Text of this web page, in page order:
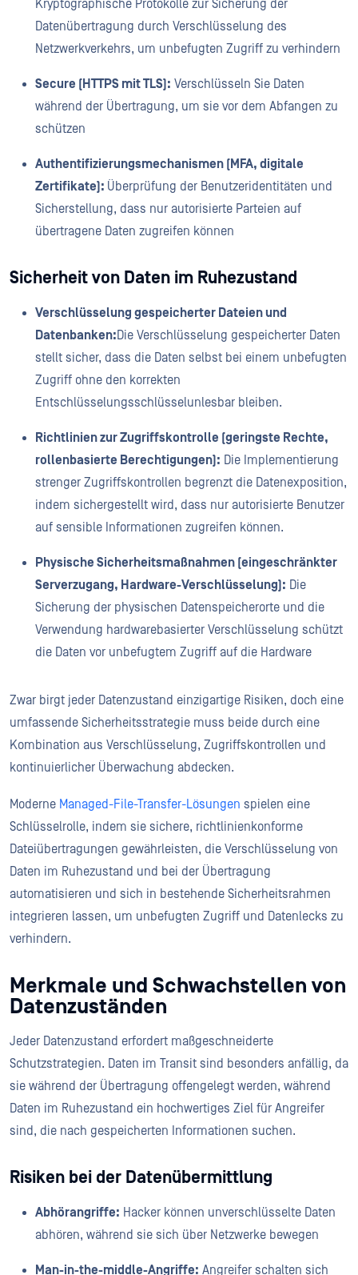
Kryptographische Protokolle zur Sicherung der
Datenübertragung durch Verschlüsselung des
Netzwerkverkehrs, um unbefugten Zugriff zu verhindern
Secure (HTTPS mit TLS): Verschlüsseln Sie Daten
während der Übertragung, um sie vor dem Abfangen zu
schützen
Authentifizierungsmechanismen (MFA, digitale
Zertifikate): Überprüfung der Benutzeridentitäten und
Sicherstellung, dass nur autorisierte Parteien auf
übertragene Daten zugreifen können
Sicherheit von Daten im Ruhezustand
Verschlüsselung gespeicherter Dateien und
Datenbanken:Die Verschlüsselung gespeicherter Daten
stellt sicher, dass die Daten selbst bei einem unbefugten
Zugriff ohne den korrekten
Entschlüsselungsschlüsselunlesbar bleiben.
Richtlinien zur Zugriffskontrolle (geringste Rechte,
rollenbasierte Berechtigungen): Die Implementierung
strenger Zugriffskontrollen begrenzt die Datenexposition,
indem sichergestellt wird, dass nur autorisierte Benutzer
auf sensible Informationen zugreifen können.
Physische Sicherheitsmaßnahmen (eingeschränkter
Serverzugang, Hardware-Verschlüsselung): Die
Sicherung der physischen Datenspeicherorte und die
Verwendung hardwarebasierter Verschlüsselung schützt
die Daten vor unbefugtem Zugriff auf die Hardware
Zwar birgt jeder Datenzustand einzigartige Risiken, doch eine
umfassende Sicherheitsstrategie muss beide durch eine
Kombination aus Verschlüsselung, Zugriffskontrollen und
kontinuierlicher Überwachung abdecken.
Moderne Managed-File-Transfer-Lösungen spielen eine
Schlüsselrolle, indem sie sichere, richtlinienkonforme
Dateiübertragungen gewährleisten, die Verschlüsselung von
Daten im Ruhezustand und bei der Übertragung
automatisieren und sich in bestehende Sicherheitsrahmen
integrieren lassen, um unbefugten Zugriff und Datenlecks zu
verhindern.
Merkmale und Schwachstellen von
Datenzuständen
Jeder Datenzustand erfordert maßgeschneiderte
Schutzstrategien. Daten im Transit sind besonders anfällig, da
sie während der Übertragung offengelegt werden, während
Daten im Ruhezustand ein hochwertiges Ziel für Angreifer
sind, die nach gespeicherten Informationen suchen.
Risiken bei der Datenübermittlung
Abhörangriffe: Hacker können unverschlüsselte Daten
abhören, während sie sich über Netzwerke bewegen
Man-in-the-middle-Angriffe: Angreifer schalten sich